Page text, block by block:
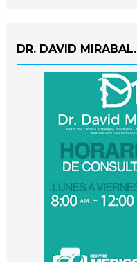
DR. DAVID MIRABAL.